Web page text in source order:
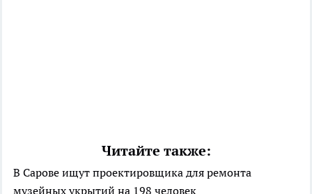
Читайте также:
В Сарове ищут проектировщика для ремонта
музейных укрытий на 198 человек